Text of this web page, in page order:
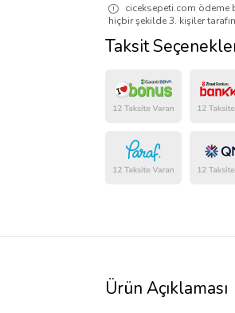
ciceksepeti.com ödeme
hiçbir şekilde 3. kişiler
Taksit
Ürün Açıklaması